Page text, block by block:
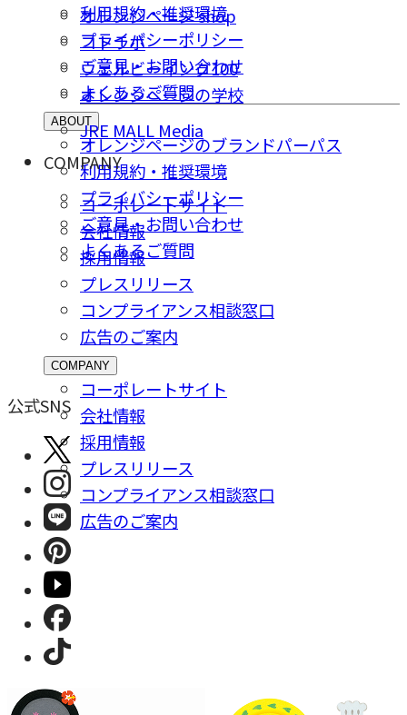
オレンジページ shop
コトラボ
ウェルビーイング100
オレンジページの学校
JRE MALL Media
利用規約・推奨環境
プライバシーポリシー
ご意⾒・お問い合わせ
よくあるご質問
ABOUT
オレンジページのブランドパーパス
利用規約・推奨環境
プライバシーポリシー
ご意⾒・お問い合わせ
よくあるご質問
COMPANY
コーポレートサイト
会社情報
採⽤情報
プレスリリース
コンプライアンス相談窓⼝
広告のご案内
COMPANY
コーポレートサイト
会社情報
採⽤情報
プレスリリース
コンプライアンス相談窓⼝
広告のご案内
公式SNS